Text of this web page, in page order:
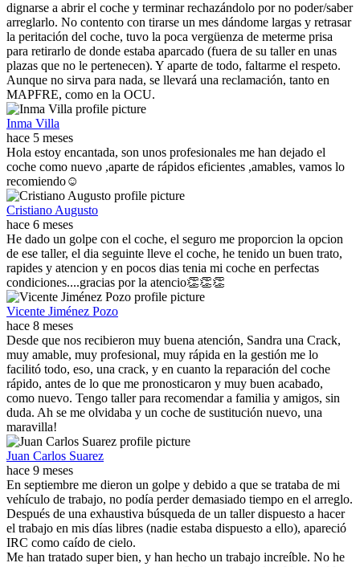
dignarse a abrir el coche y terminar rechazándolo por no poder/saber
arreglarlo. No contento con tirarse un mes dándome largas y retrasar
la peritación del coche, tuvo la poca vergüenza de meterme prisa
para retirarlo de donde estaba aparcado (fuera de su taller en unas
plazas que no le pertenecen). Y aparte de todo, faltarme el respeto.
Aunque no sirva para nada, se llevará una reclamación, tanto en
MAPFRE, como en la OCU.
Inma Villa
hace 5 meses
Hola estoy encantada, son unos profesionales me han dejado el
coche como nuevo ,aparte de rápidos eficientes ,amables, vamos lo
recomiendo☺️
Cristiano Augusto
hace 6 meses
He dado un golpe con el coche, el seguro me proporcion la opcion
de ese taller, el dia seguinte lleve el coche, he tenido un buen trato,
rapides y atencion y en pocos dias tenia mi coche en perfectas
condiciones....gracias por la atencio👏👏👏
Vicente Jiménez Pozo
hace 8 meses
Desde que nos recibieron muy buena atención, Sandra una Crack,
muy amable, muy profesional, muy rápida en la gestión me lo
facilitó todo, eso, una crack, y en cuanto la reparación del coche
rápido, antes de lo que me pronosticaron y muy buen acabado,
como nuevo. Tengo taller para recomendar a familia y amigos, sin
duda. Ah se me olvidaba y un coche de sustitución nuevo, una
maravilla!
Juan Carlos Suarez
hace 9 meses
En septiembre me dieron un golpe y debido a que se trataba de mi
vehículo de trabajo, no podía perder demasiado tiempo en el arreglo.
Después de una exhaustiva búsqueda de un taller dispuesto a hacer
el trabajo en mis días libres (nadie estaba dispuesto a ello), apareció
IRC como caído de cielo.
Me han tratado super bien, y han hecho un trabajo increíble. No he